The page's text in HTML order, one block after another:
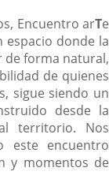
Encuentro arTe
espacio donde la
de forma natural,
de quienes
sigue siendo un
desde la
territorio. Nos
este encuentro
y momentos de